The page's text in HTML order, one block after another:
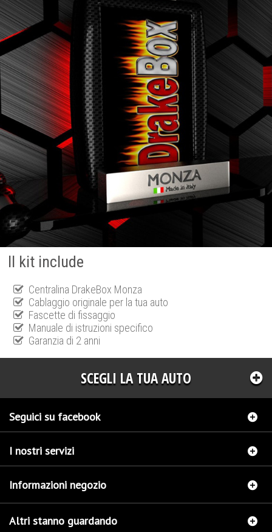
Il kit include
Centralina DrakeBox Monza
Cablaggio originale per la tua auto
Fascette di fissaggio
Manuale di istruzioni specifico
Garanzia di 2 anni
SCEGLI LA TUA AUTO
Seguici su facebook
I nostri servizi
Informazioni negozio
Altri stanno guardando